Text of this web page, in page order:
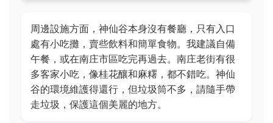
周邊設施方面，神仙谷本身沒有餐廳，只有入口
處有小吃攤，賣些飲料和簡單食物。我建議自備
午餐，或在南庄市區吃完再過去。南庄老街有很
多客家小吃，像桂花釀和麻糬，都不錯吃。神仙
谷的環境維護得還行，但垃圾筒不多，請隨手帶
走垃圾，保護這個美麗的地方。